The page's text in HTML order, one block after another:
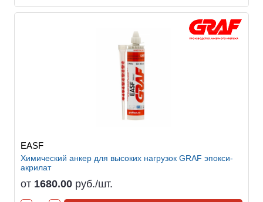
EASF
Химический анкер для высоких нагрузок GRAF эпокси-
акрилат
от 1680.00 руб./шт.